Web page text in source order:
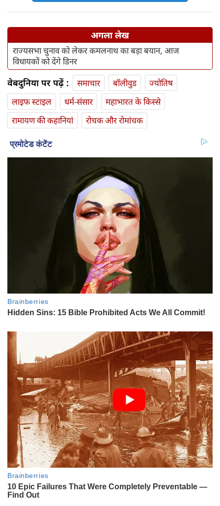
अगला लेख
राज्यसभा चुनाव को लेकर कमलनाथ का बड़ा बयान, आज
विधायकों को देंगे डिनर
वेबदुनिया पर पढ़ें : समाचार बॉलीवुड
ज्योतिष
लाइफ स्‍टाइल
धर्म-संसार
महाभारत के किस्से
रामायण की कहानियां
रोचक और रोमांचक